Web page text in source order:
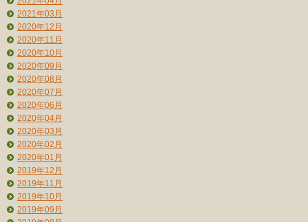
2021年03月
2020年12月
2020年11月
2020年10月
2020年09月
2020年08月
2020年07月
2020年06月
2020年04月
2020年03月
2020年02月
2020年01月
2019年12月
2019年11月
2019年10月
2019年09月